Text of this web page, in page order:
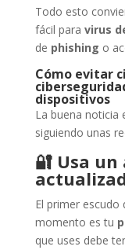
Todo esto
fácil para virus
de phishing o
Cómo evitar
dispositivos
La buena noticia
siguiendo unas
🔐Usa un
El primer
momento es tu
que uses debe